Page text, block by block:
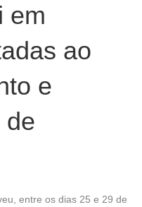
em
ao
e
de
entre os dias 25 e 29 de